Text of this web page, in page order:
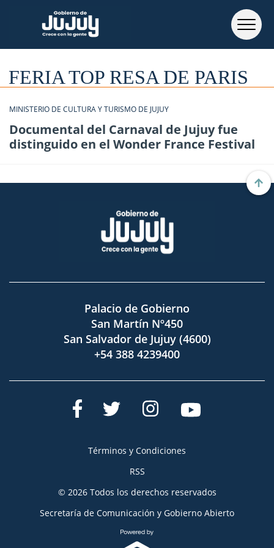
FERIA TOP RESA DE PARIS
MINISTERIO DE CULTURA Y TURISMO DE JUJUY
Documental del Carnaval de Jujuy fue
distinguido en el Wonder France Festival
Palacio de Gobierno
San Martín Nº450
San Salvador de Jujuy (4600)
+54 388 4239400
Términos y Condiciones
RSS
© 2026 Todos los derechos reservados
Secretaría de Comunicación y Gobierno Abierto